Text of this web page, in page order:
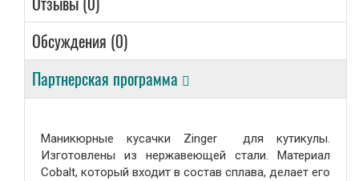
Обсуждения (0)
Партнерская программа
Маникюрные кусачки Zinger для кутикулы.
Изготовлены из нержавеющей стали. Материал
Cobalt, который входит в состав сплава, делает его